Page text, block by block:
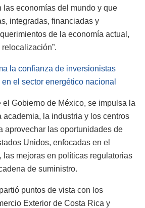
las economías del mundo y que
integradas, financiadas y
de la economía actual,
la confianza de inversionistas
el sector energético nacional
Gobierno de México, se impulsa la
academia, la industria y los centros
aprovechar las oportunidades de
Unidos, enfocadas en el
las mejoras en políticas regulatorias
de suministro.
puntos de vista con los
Exterior de Costa Rica y